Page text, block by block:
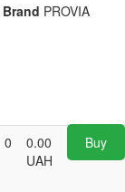
Brand PROVIA
0
0.00
UAH
Buy